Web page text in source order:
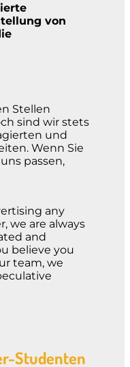
von
Stellen
sind wir stets
und
Wenn Sie
passen,
any
we are always
and
believe you
team, we
Studenten